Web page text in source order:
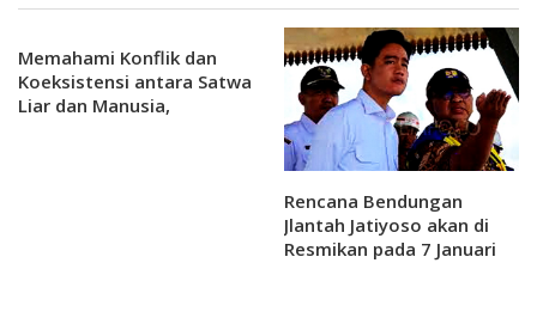
Memahami Konflik dan
Koeksistensi antara Satwa
Liar dan Manusia,
Rencana Bendungan
Jlantah Jatiyoso akan di
Resmikan pada 7 Januari